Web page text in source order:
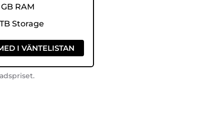
GB RAM
Storage
I VÄNTELISTAN